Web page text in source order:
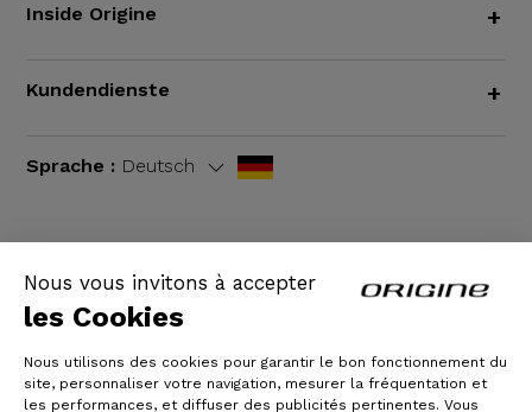
Nous vous invitons à accepter
les Cookies
Nous utilisons des cookies pour garantir le bon fonctionnement du
site, personnaliser votre navigation, mesurer la fréquentation et
les performances, et diffuser des publicités pertinentes. Vous
Inside Origine +
Kundendienste +
Sprache : Deutsch
AGB | Rechtliche Hinweise